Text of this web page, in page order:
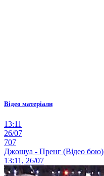
Відео матеріали
13:11
26/07
707
Джошуа - Пренг (Відео бою)
13:11, 26/07